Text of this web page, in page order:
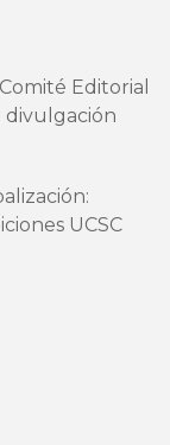
Editorial
divulgación
UCSC